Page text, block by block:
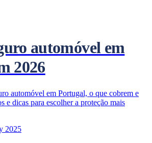
automóvel em
2026
automóvel em Portugal, o que cobrem e
e dicas para escolher a proteção mais
2025